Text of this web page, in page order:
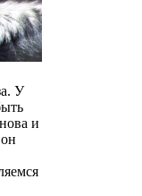
У
и